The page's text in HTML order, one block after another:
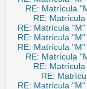
RE: Matrícula
RE:
RE: Matrícula "M"
RE: Matrícula "M"
RE: Matrícula "M"
RE: Matrícula
RE:
RE:
RE: Matrícula "M"